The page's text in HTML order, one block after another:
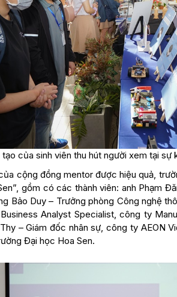
của sinh viên thu hút người xem tại sự
cộng đồng mentor được hiệu quả,
gồm có các thành viên: anh Phạm
Bảo Duy – Trưởng phòng Công nghệ
Analyst Specialist, công ty
– Giám đốc nhân sự, công ty AEON
Đại học Hoa Sen.